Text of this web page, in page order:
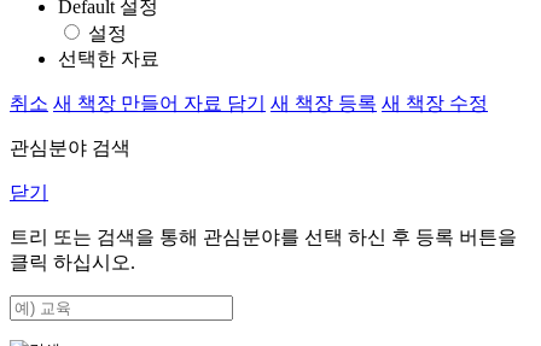
Default 설정
설정
선택한 자료
취소 새 책장 만들어 자료 담기 새 책장 등록 새 책장 수정
관심분야 검색
닫기
트리 또는 검색을 통해 관심분야를 선택 하신 후 등록 버튼을
클릭 하십시오.